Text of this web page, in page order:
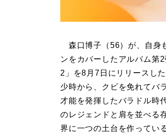
森口博子（56）が、自身
ンをカバーしたアルバム第
2」を8月7日にリリースし
少時から、クビを免れてバ
才能を発揮したバラドル時
のレジェンドと肩を並べる
界に一つの土台を作ってい